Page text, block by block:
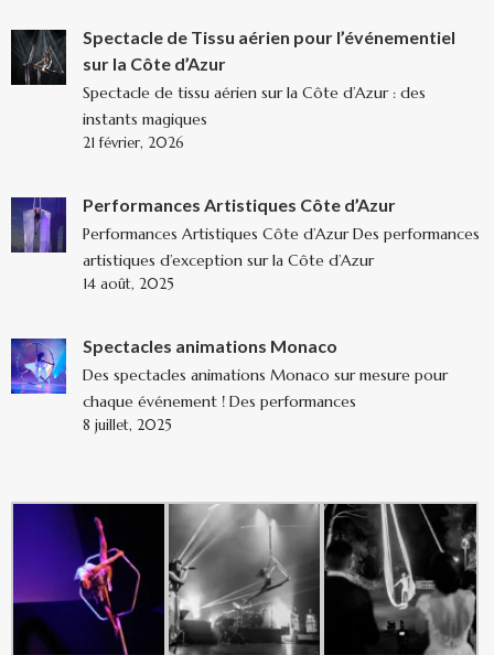
Spectacle de Tissu aérien pour l’événementiel
sur la Côte d’Azur
Spectacle de tissu aérien sur la Côte d’Azur : des
instants magiques
21 février, 2026
Performances Artistiques Côte d’Azur
Performances Artistiques Côte d’Azur Des performances
artistiques d’exception sur la Côte d’Azur
14 août, 2025
Spectacles animations Monaco
Des spectacles animations Monaco sur mesure pour
chaque événement ! Des performances
8 juillet, 2025